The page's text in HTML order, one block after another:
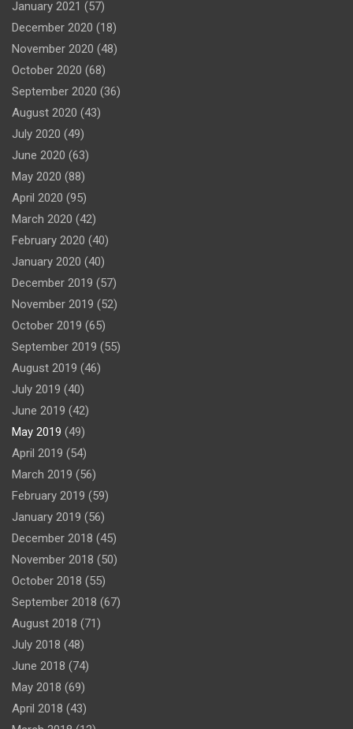
January 2021 (57)
December 2020 (18)
November 2020 (48)
October 2020 (68)
September 2020 (36)
August 2020 (43)
July 2020 (49)
June 2020 (63)
May 2020 (88)
April 2020 (95)
March 2020 (42)
February 2020 (40)
January 2020 (40)
December 2019 (57)
November 2019 (52)
October 2019 (65)
September 2019 (55)
August 2019 (46)
July 2019 (40)
June 2019 (42)
May 2019 (49)
April 2019 (54)
March 2019 (56)
February 2019 (59)
January 2019 (56)
December 2018 (45)
November 2018 (50)
October 2018 (55)
September 2018 (67)
August 2018 (71)
July 2018 (48)
June 2018 (74)
May 2018 (69)
April 2018 (43)